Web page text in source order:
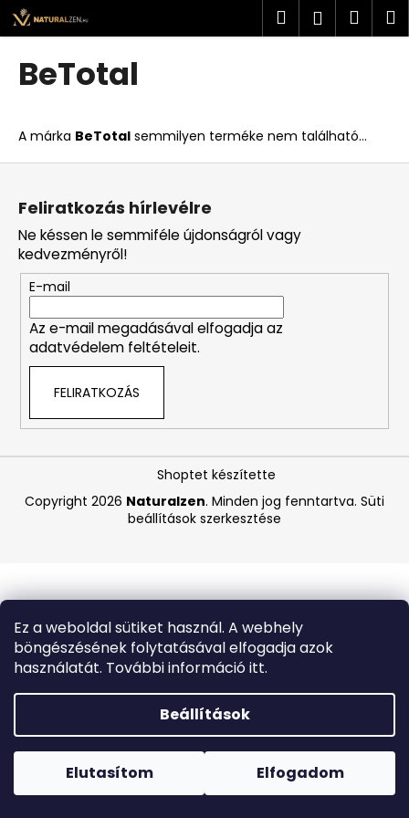
Ez a weboldal sütiket használ. A webhely
böngészésének folytatásával elfogadja azok
használatát. További információ itt.
Beállítások
Elutasítom Elfogadom
Ugrás
fő
tartalomhoz
Forró napokon nem javasoljuk a csomagautomatákba
történő kézbesítést. A magas hőmérsékletre érzékeny
termékek átvételkor nem biztos, hogy optimális állapotban
Keresés
BeTotal
A márka BeTotal semmilyen terméke nem található...
K
o
i
t
k
e
r
e
s
?
A
á
u
k
GOPRO
ÚJRATÖLTHETŐ
AKKUMULÁTOR
400
Korábbi:
11
L
Feliratkozás hírlevélre
Ne késsen le semmiféle újdonságról vagy
kedvezményről!
E-mail
Az e-mail megadásával elfogadja az
adatvédelem feltételeit.
FELIRATKOZÁS
Shoptet készítette
Copyright 2026 Naturalzen. Minden jog fenntartva. Süti
beállítások szerkesztése